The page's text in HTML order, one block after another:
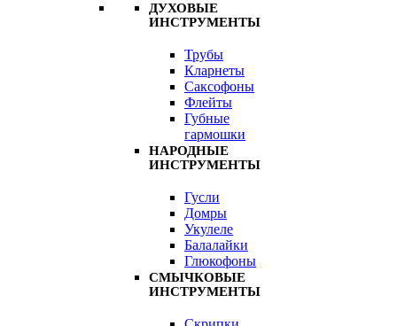
ДУХОВЫЕ
ИНСТРУМЕНТЫ
Трубы
Кларнеты
Саксофоны
Флейты
Губные
гармошки
НАРОДНЫЕ
ИНСТРУМЕНТЫ
Гусли
Домры
Укулеле
Балалайки
Глюкофоны
СМЫЧКОВЫЕ
ИНСТРУМЕНТЫ